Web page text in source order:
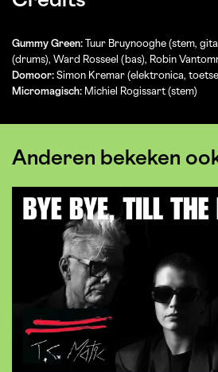
Gummy Green: Tuur Bruynooghe (stem,
(drums), Ward Rosseel (bas), Robin
Domoor: Simon Kremar (elektronica,
Micromagisch: Michiel Rogissart (stem)
Anderen bekeken